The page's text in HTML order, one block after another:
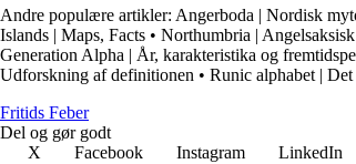
Andre populære artikler: Angerboda | Nordisk
Islands | Maps, Facts • Northumbria |
Generation Alpha | År, karakteristika og
Udforskning af definitionen • Runic alphabet |
Fritids Feber
Del og gør godt
X
Facebook Instagram LinkedIn